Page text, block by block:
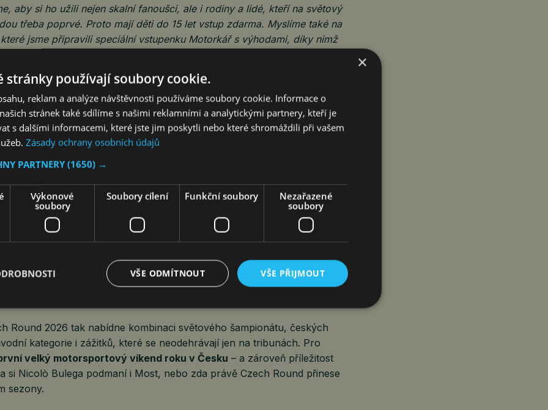
aby si ho užili nejen skalní fanoušci, ale i rodiny a lidé, kteří na světový
třeba poprvé. Proto mají děti do 15 let vstup zdarma. Myslíme také na
jsme připravili speciální vstupenku Motorkář s výhodami, díky nimž
Zajíček, generální ředitel Autodromu Most
ve čtvrtek 14. května, kdy se trať otevře veřejnosti pro společný běh
se a nasát atmosféru může přijít každý a zdarma.
patřit tréninkům a součástí programu bude také Ride Like a Pro, tedy
a první závody tříd WorldSSP a WorldSPB. Po skončení
se fanoušci dostanou v rámci akce
na cílovou rovinku
závody tříd WorldSSP a WorldSPB. Na závěr programu se uskuteční
, při níž se motorkáři mohou stát součástí víkendu přímo na závodní
Round 2026 tak nabídne kombinaci světového šampionátu, českých
kategorie i zážitků, které se neodehrávají jen na tribunách. Pro
velký motorsportový víkend roku v Česku – a zároveň příležitost
si Nicolò Bulega podmaní i Most, nebo zda právě Czech Round přinese
sezony.
×
stránky používají soubory cookie.
reklam a analýze návštěvnosti používáme soubory cookie. Informace o
stránek také sdílíme s našimi reklamními a analytickými partnery, kteří je
s dalšími informacemi, které jste jim poskytli nebo které shromáždili při vašem
Zásady ochrany osobních údajů
PARTNERY (1650) →
Výkonové
soubory
Soubory cílení Funkční soubory
Nezařazené
soubory
VŠE PŘIJMOUT
VŠE ODMÍTNOUT